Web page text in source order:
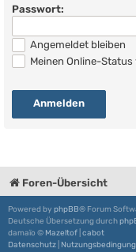
Passwort:
Angemeldet bleiben
Meinen Online-
Foren-Übersicht
Powered by phpBB® Forum
Deutsche Übersetzung durch
damaïo © Mazeltof cabot
Datenschutz